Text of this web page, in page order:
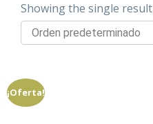
Showing the single result
¡Oferta!